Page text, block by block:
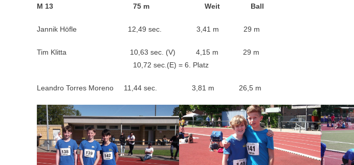
M 13 75 m Weit Ball
Jannik Höfle 12,49 sec. 3,41 m 29 m
Tim Klitta 10,63 sec. (V) 4,15 m 29 m
10,72 sec.(E) = 6. Platz
Leandro Torres Moreno 11,44 sec. 3,81 m 26,5 m